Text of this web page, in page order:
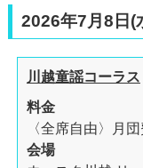
2026年7月8日(
川越童謡コーラス
料金
〈全席自由〉月
会場